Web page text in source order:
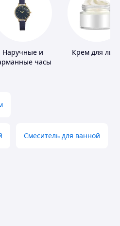
Наручные и
часы
Крем для
Смеситель для ванной